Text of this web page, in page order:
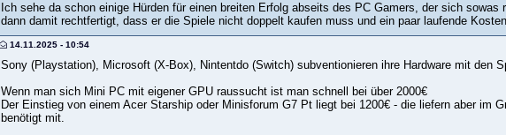
Ich sehe da schon einige Hürden für einen breiten Erfolg abseits des PC Gamers, der sich
dann damit rechtfertigt, dass er die Spiele nicht doppelt kaufen muss und ein paar laufende
14.11.2025 - 10:54
Sony (Playstation), Microsoft (X-Box), Nintentdo (Switch) subventionieren ihre Hardware mit den
Wenn man sich Mini PC mit eigener GPU raussucht ist man schnell bei über 2000€
Der Einstieg von einem Acer Starship oder Minisforum G7 Pt liegt bei 1200€ - die liefern aber im
benötigt mit.